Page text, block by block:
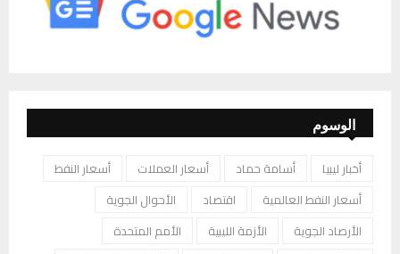
الوسوم
أخبار ليبيا أسامة حماد أسعار العملات
أسعار النفط
أسعار النفط العالمية
اقتصاد
الأحوال الجوية
الأرصاد الجوية
الأزمة الليبية
الأمم المتحدة